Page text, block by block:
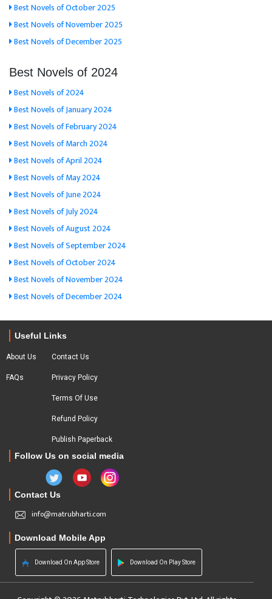
Best Novels of October 2025
Best Novels of November 2025
Best Novels of December 2025
Best Novels of 2024
Best Novels of 2024
Best Novels of January 2024
Best Novels of February 2024
Best Novels of March 2024
Best Novels of April 2024
Best Novels of May 2024
Best Novels of June 2024
Best Novels of July 2024
Best Novels of August 2024
Best Novels of September 2024
Best Novels of October 2024
Best Novels of November 2024
Best Novels of December 2024
Useful Links
About Us
FAQs
Contact Us
Privacy Policy
Terms Of Use
Refund Policy
Publish Paperback
Follow Us on social media
Contact Us
info@matrubharti.com
Download Mobile App
Download On App Store Download On Play Store